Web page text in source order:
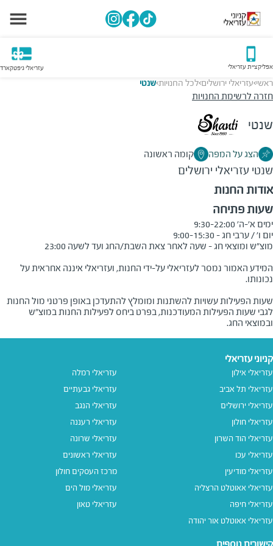
אפליקציית עזריאלי עזריאלי גיפטקארד
ראשי>עזריאלי ירושלים>לכל החנויות>שנטי
חזרה לרשימת החנויות
שנטי
הצג על המפה קומה ראשונה
שנטי עזריאלי ירושלים
אודות החנות
שעות פתיחה
המידע האמור נמסר לעזריאלי על-ידי החנות, ועזריאלי איננה אחראית על
שעות הפעילות עשויות להשתנות ומומלץ להתעדכן באופן פרטני מול החנות
לגבי שעות הפעילות המעודכנות, בפרט ביחס לפעילות החנות במוצ"ש
ובמוצאי החג.
קניוני עזריאלי
עזריאלי אילון
עזריאלי תל אביב
עזריאלי ירושלים
עזריאלי חולון
עזריאלי הוד השרון
עזריאלי עכו
עזריאלי מודיעין
עזריאלי אאוטלט הרצליה
עזריאלי חיפה
עזריאלי אאוטלט אור יהודה
עזריאלי רמלה
עזריאלי גבעתיים
עזריאלי הנגב
עזריאלי רעננה
עזריאלי שרונה
עזריאלי ראשונים
מרכז העסקים חולון
עזריאלי מול הים
עזריאלי טאון